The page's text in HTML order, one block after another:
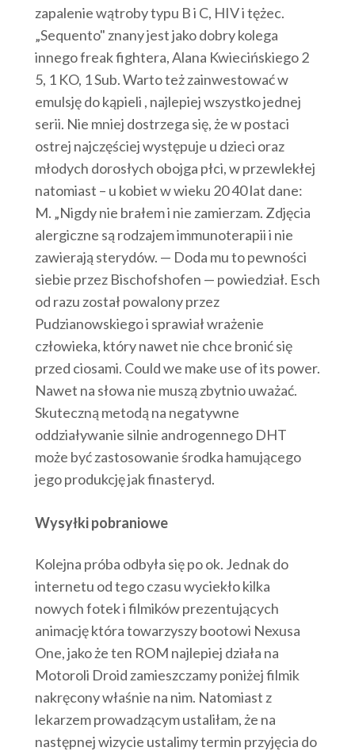
zapalenie wątroby typu B i C, HIV i tężec.
„Sequento" znany jest jako dobry kolega
innego freak fightera, Alana Kwiecińskiego 2
5, 1 KO, 1 Sub. Warto też zainwestować w
emulsję do kąpieli , najlepiej wszystko jednej
serii. Nie mniej dostrzega się, że w postaci
ostrej najczęściej występuje u dzieci oraz
młodych dorosłych obojga płci, w przewlekłej
natomiast – u kobiet w wieku 20 40 lat dane:
M. „Nigdy nie brałem i nie zamierzam. Zdjęcia
alergiczne są rodzajem immunoterapii i nie
zawierają sterydów. — Doda mu to pewności
siebie przez Bischofshofen — powiedział. Esch
od razu został powalony przez
Pudzianowskiego i sprawiał wrażenie
człowieka, który nawet nie chce bronić się
przed ciosami. Could we make use of its power.
Nawet na słowa nie muszą zbytnio uważać.
Skuteczną metodą na negatywne
oddziaływanie silnie androgennego DHT
może być zastosowanie środka hamującego
jego produkcję jak finasteryd.
Wysyłki pobraniowe
Kolejna próba odbyła się po ok. Jednak do
internetu od tego czasu wyciekło kilka
nowych fotek i filmików prezentujących
animację która towarzyszy bootowi Nexusa
One, jako że ten ROM najlepiej działa na
Motoroli Droid zamieszczamy poniżej filmik
nakręcony właśnie na nim. Natomiast z
lekarzem prowadzącym ustaliłam, że na
następnej wizycie ustalimy termin przyjęcia do